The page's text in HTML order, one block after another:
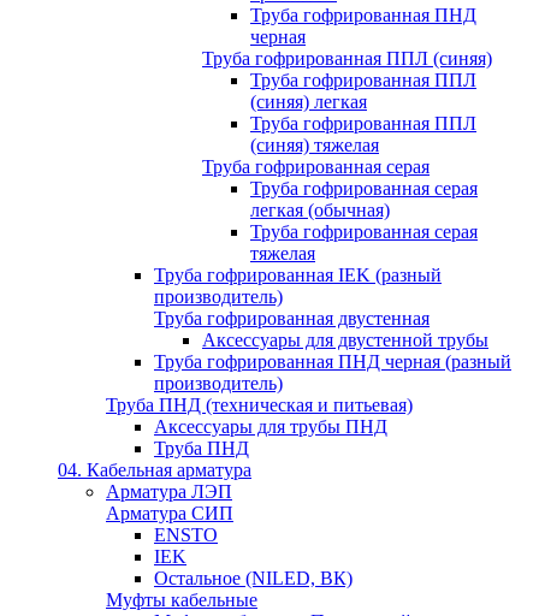
Труба гофрированная ПНД
черная
Труба гофрированная ППЛ (синяя)
Труба гофрированная ППЛ
(синяя) легкая
Труба гофрированная ППЛ
(синяя) тяжелая
Труба гофрированная серая
Труба гофрированная серая
легкая (обычная)
Труба гофрированная серая
тяжелая
Труба гофрированная IEK (разный
производитель)
Труба гофрированная двустенная
Аксессуары для двустенной трубы
Труба гофрированная ПНД черная (разный
производитель)
Труба ПНД (техническая и питьевая)
Аксессуары для трубы ПНД
Труба ПНД
04. Кабельная арматура
Арматура ЛЭП
Арматура СИП
ENSTO
IEK
Остальное (NILED, ВК)
Муфты кабельные